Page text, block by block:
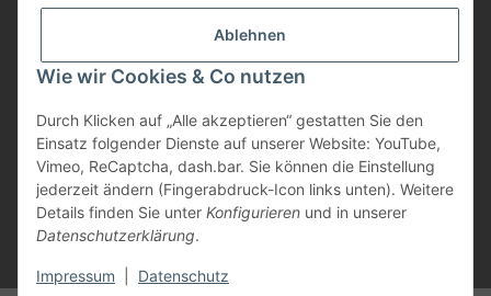
Ablehnen
Wie wir Cookies & Co nutzen
Durch Klicken auf „Alle akzeptieren“ gestatten Sie den
Einsatz folgender Dienste auf unserer Website: YouTube,
Vimeo, ReCaptcha, dash.bar. Sie können die Einstellung
jederzeit ändern (Fingerabdruck-Icon links unten). Weitere
Details finden Sie unter Konfigurieren und in unserer
Datenschutzerklärung.
Impressum Datenschutz
viele Zahlungsarten
Günstige Versandkosten
Zahlungsarten